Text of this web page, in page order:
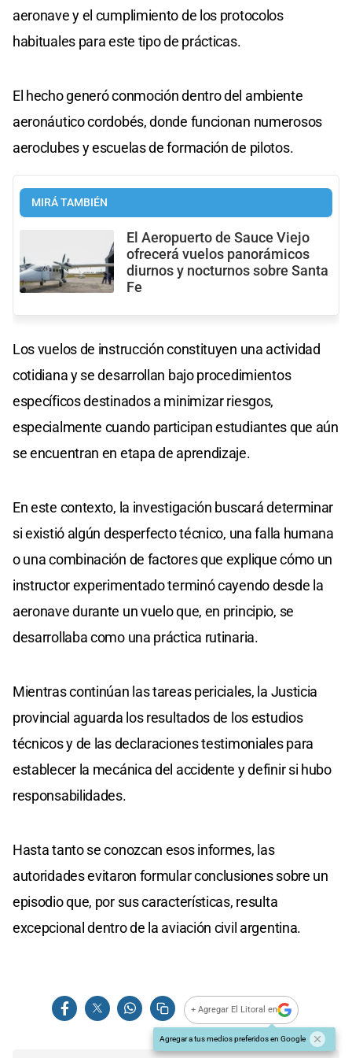
aeronave y el cumplimiento de los protocolos
habituales para este tipo de prácticas.
El hecho generó conmoción dentro del ambiente
aeronáutico cordobés, donde funcionan numerosos
aeroclubes y escuelas de formación de pilotos.
MIRÁ TAMBIÉN
El Aeropuerto de Sauce Viejo
ofrecerá vuelos panorámicos
diurnos y nocturnos sobre Santa
Fe
Los vuelos de instrucción constituyen una actividad
cotidiana y se desarrollan bajo procedimientos
específicos destinados a minimizar riesgos,
especialmente cuando participan estudiantes que aún
se encuentran en etapa de aprendizaje.
En este contexto, la investigación buscará determinar
si existió algún desperfecto técnico, una falla humana
o una combinación de factores que explique cómo un
instructor experimentado terminó cayendo desde la
aeronave durante un vuelo que, en principio, se
desarrollaba como una práctica rutinaria.
Mientras continúan las tareas periciales, la Justicia
provincial aguarda los resultados de los estudios
técnicos y de las declaraciones testimoniales para
establecer la mecánica del accidente y definir si hubo
responsabilidades.
Hasta tanto se conozcan esos informes, las
autoridades evitaron formular conclusiones sobre un
episodio que, por sus características, resulta
excepcional dentro de la aviación civil argentina.
+ Agregar El Litoral en
Agregar a tus medios preferidos en Google